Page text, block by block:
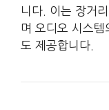
니다. 이는 장거
며 오디오 시스
도 제공합니다.